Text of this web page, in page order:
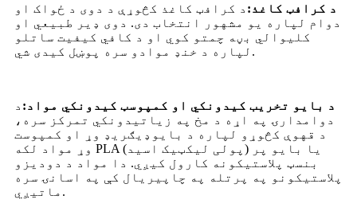
د کرافټ کاغذ: د کرافټ کاغذ کڅوړې د دوی د ځواک او
دوام لپاره یو مشهور انتخاب دی. دوی ډیر طبیعي او
کلیوالي بڼه چمتو کوي او د کافي کیفیت ساتلو
لپاره د خنډ موادو سره پوښل کیدی شي.
د بایو تخریب کیدونکي او کمپوسټ کیدونکي مواد: د
دوامدارۍ په اړه د مخ په زیاتیدونکي تمرکز سره،
د قهوې کڅوړو لپاره د بایوډیګریډ وړ او کمپوست
وړ مواد لکه PLA (پولی لیکټیک اسید) یا بایو پر
بنسټ پلاستیکونه کارول کیږي. دا مواد د دودیزو
پلاستیکونو په پرتله په چاپیریال کې په اسانۍ سره
ماتیږي.